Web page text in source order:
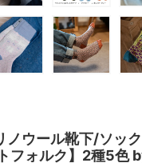
ノウール靴下/ソッ
フォルク】2種5色